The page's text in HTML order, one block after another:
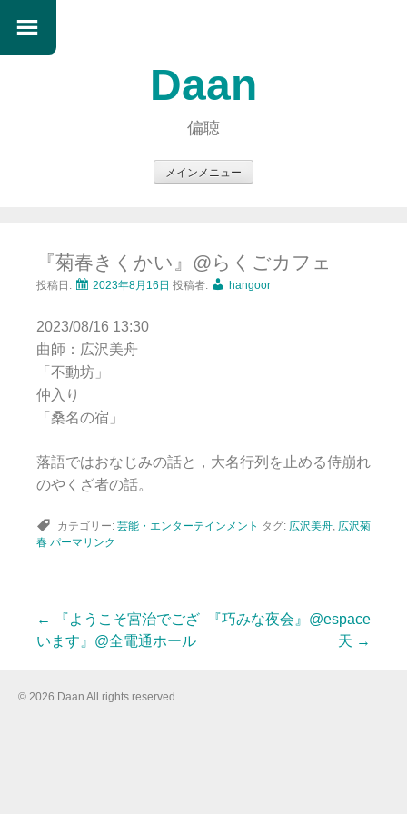
Daan
偏聴
メインメニュー
ン
ツ
ス
キ
ッ
プ
『菊春きくかい』@らくごカフェ
投稿日: 2023年8月16日 投稿者: hangoor
2023/08/16 13:30
曲師：広沢美舟
「不動坊」
仲入り
「桑名の宿」
落語ではおなじみの話と，大名行列を止める侍崩れ
のやくざ者の話。
カテゴリー: 芸能・エンターテインメント タグ: 広沢美舟, 広沢菊
春 パーマリンク
投
稿
←
『ようこそ宮治でござ
います』@全電通ホール
『巧みな夜会』@espace
天 →
© 2026 Daan All rights reserved.